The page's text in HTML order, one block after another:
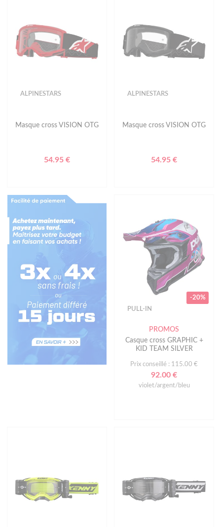
ALPINESTARS
Masque cross VISION OTG
54.95 €
ALPINESTARS
Masque cross VISION OTG
54.95 €
-20%
PULL-IN
PROMOS
Casque cross GRAPHIC +
KID TEAM SILVER
Prix conseillé : 115.00 €
92.00 €
violet/argent/bleu